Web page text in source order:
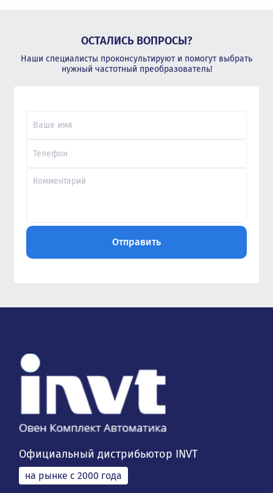
ОСТАЛИСЬ ВОПРОСЫ?
Наши специалисты проконсультируют и помогут выбрать
нужный частотный преобразователь!
Официальный дистрибьютор INVT
на рынке с 2000 года